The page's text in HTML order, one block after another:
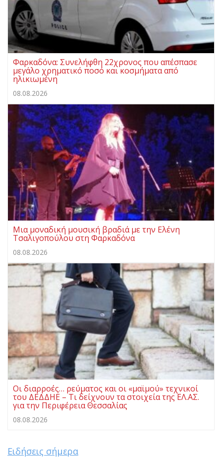
Φαρκαδόνα: Συνελήφθη 22χρονος που απέσπασε
μεγάλο χρηματικό ποσό και κοσμήματα από
ηλικιωμένη
08.08.2026
Μια μοναδική μουσική βραδιά με την Ελένη
Τσαλιγοπούλου στη Φαρκαδόνα
08.08.2026
Οι διαρροές… ρεύματος και οι «μαϊμού» τεχνικοί
του ΔΕΔΔΗΕ – Τι δείχνουν τα στοιχεία της ΕΛ.ΑΣ.
για την Περιφέρεια Θεσσαλίας
08.08.2026
Ειδήσεις σήμερα